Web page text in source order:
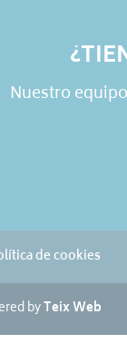
Nuestro
de cookies
byTeix Web